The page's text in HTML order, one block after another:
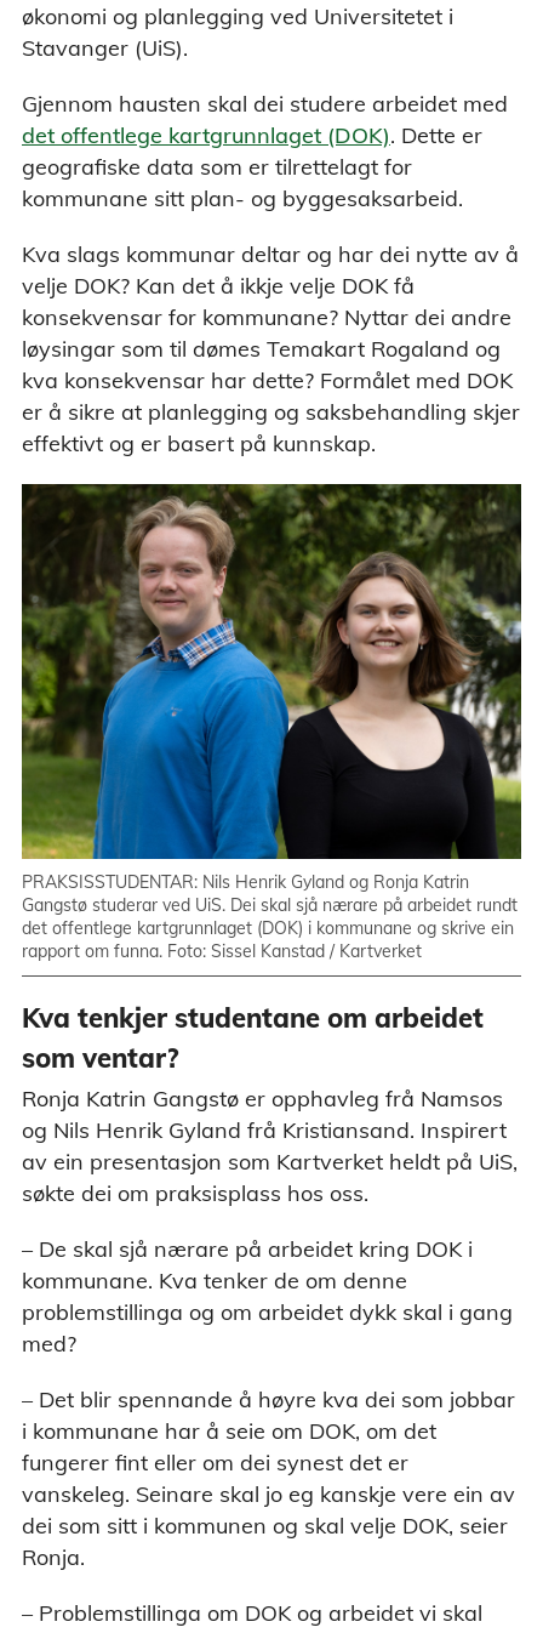
økonomi og planlegging ved Universitetet i
Stavanger (UiS).
Gjennom hausten skal dei studere arbeidet med
det offentlege kartgrunnlaget (DOK). Dette er
geografiske data som er tilrettelagt for
kommunane sitt plan- og byggesaksarbeid.
Kva slags kommunar deltar og har dei nytte av å
velje DOK? Kan det å ikkje velje DOK få
konsekvensar for kommunane? Nyttar dei andre
løysingar som til dømes Temakart Rogaland og
kva konsekvensar har dette? Formålet med DOK
er å sikre at planlegging og saksbehandling skjer
effektivt og er basert på kunnskap.
PRAKSISSTUDENTAR: Nils Henrik Gyland og Ronja Katrin
Gangstø studerar ved UiS. Dei skal sjå nærare på arbeidet rundt
det offentlege kartgrunnlaget (DOK) i kommunane og skrive ein
rapport om funna. Foto: Sissel Kanstad / Kartverket
Kva tenkjer studentane om arbeidet
som ventar?
Ronja Katrin Gangstø er opphavleg frå Namsos
og Nils Henrik Gyland frå Kristiansand. Inspirert
av ein presentasjon som Kartverket heldt på UiS,
søkte dei om praksisplass hos oss.
– De skal sjå nærare på arbeidet kring DOK i
kommunane. Kva tenker de om denne
problemstillinga og om arbeidet dykk skal i gang
med?
– Det blir spennande å høyre kva dei som jobbar
i kommunane har å seie om DOK, om det
fungerer fint eller om dei synest det er
vanskeleg. Seinare skal jo eg kanskje vere ein av
dei som sitt i kommunen og skal velje DOK, seier
Ronja.
– Problemstillinga om DOK og arbeidet vi skal